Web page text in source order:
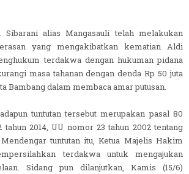
Sibarani alias Mangasauli telah melakukan
yang mengakibatkan kematian Aldi
terdakwa dengan hukuman pidana
masa tahanan dengan denda Rp 50 juta
Bambang dalam membaca amar putusan.
tuntutan tersebut merupakan pasal 80
2014, UU nomor 23 tahun 2002 tentang
tuntutan itu, Ketua Majelis Hakim
terdakwa untuk mengajukan
Sidang pun dilanjutkan, Kamis (15/6)